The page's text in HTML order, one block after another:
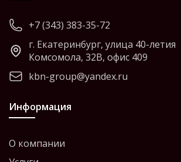
+7 (343) 383-35-72
г. Екатеринбург, улица 40-летия
Комсомола, 32В, офис 409
kbn-group@yandex.ru
Информация
О компании